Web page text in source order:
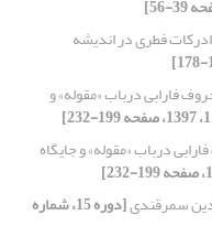
فطری در اندیشه
فارابی درباب «مقوله» و
درباب «مقوله» و جایگاه
سمرقندی [دوره 15، شماره